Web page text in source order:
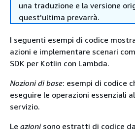
una traduzione e la versione
quest'ultima prevarrà.
I seguenti esempi di codice
azioni e implementare scenari
SDK per Kotlin con Lambda.
Nozioni di base: esempi di codice
eseguire le operazioni essenziali
servizio.
Le azionisono estratti di codice